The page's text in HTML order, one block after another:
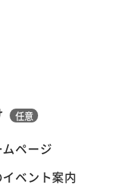
任意
ページ
ベント案内